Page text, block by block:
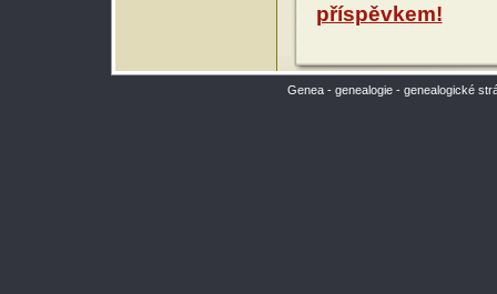
příspěvkem!
Genea - genealogie - genealogické